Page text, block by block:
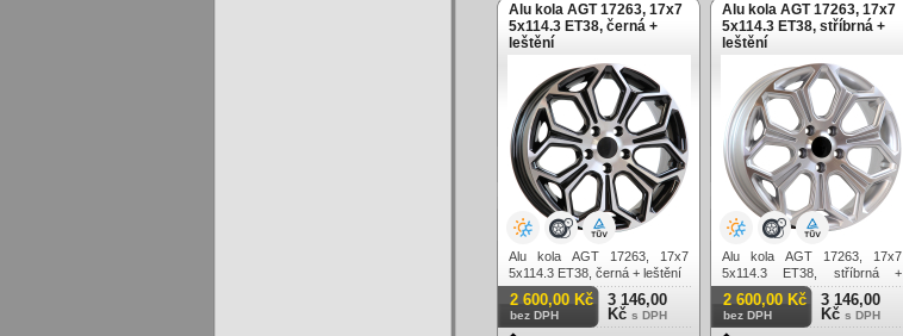
Alu kola AGT 17263, 17x7
5x114.3 ET38, černá +
leštění
Alu kola AGT 17263, 17x7
5x114.3 ET38, černá + leštění
2 600,00 Kč
bez DPH
3 146,00
Kč s DPH
Alu kola AGT 17263, 17x7
5x114.3 ET38, stříbrná +
leštění
Alu kola AGT 17263, 17x7
5x114.3 ET38, stříbrná +
leštění
2 600,00 Kč
bez DPH
3 146,00
Kč s DPH